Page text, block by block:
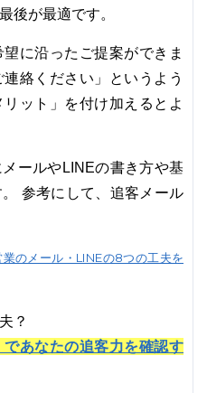
後が最適です。
に沿ったご提案ができま
絡ください」というよう
ット」を付け加えるとよ
ールやLINEの書き方や基
参考にして、追客メール
のメール・LINEの8つの工夫を
？
であなたの追客力を確認す